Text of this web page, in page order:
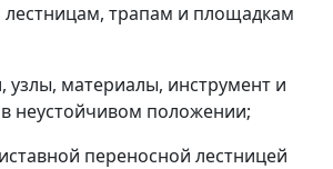
трапам и площадкам
узлы, материалы, инструмент и
неустойчивом положении;
переносной лестницей